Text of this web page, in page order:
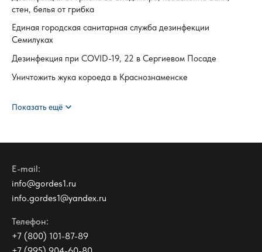
стен, белья от грибка
Единая городская санитарная служба дезинфекции
Семилуках
Дезинфекция при COVID-19, 22 в Сергиевом Посаде
Уничтожить жука короеда в Краснознаменске
Показать ещё expand_more
E-mail:
info@gordes1.ru
info.gordes1@yandex.ru
Телефон:
+7 (800) 101-87-89